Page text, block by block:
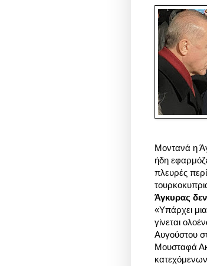
Μοντανά η
ήδη
πλευρές
Άγκυρας
«Υπάρχει
γίνεται
Αυγούστου
Μουσταφά